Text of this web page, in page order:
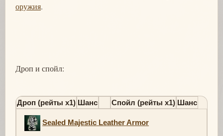
оружия.
Дроп и спойл:
Дроп (рейты х1) Шанс Спойл (рейты х1) Шанс
Sealed Majestic Leather Armor